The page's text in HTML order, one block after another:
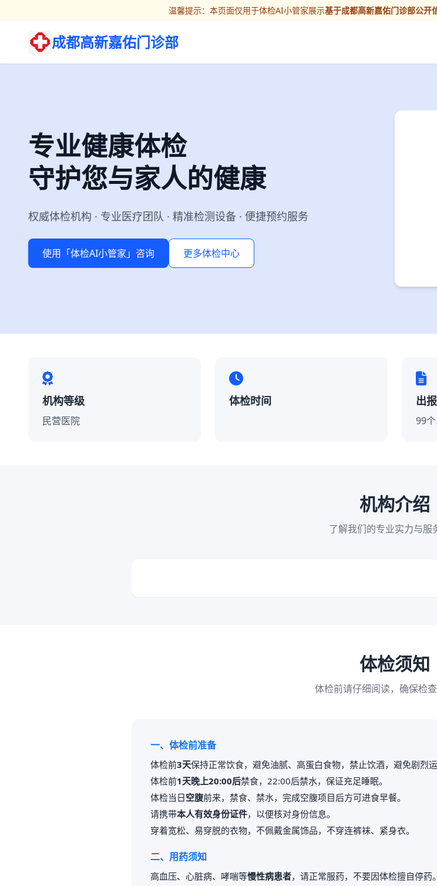
温馨提示：本页面仅用于体检AI小管家展示基于成都高新嘉佑门诊部公开
成都高新嘉佑门诊部
专业健康体检
守护您与家人的健康
权威体检机构 · 专业医疗团队 · 精准检测设备 · 便捷预约服务
使用「体检AI小管家」咨询 更多体检中心
机构等级
民营医院
体检时间 出
99
机构介绍
了解我们的专业实力与服
体检须知
体检前请仔细阅读，确保检
一、体检前准备
体检前3天保持正常饮食，避免油腻、高蛋白食物，禁止饮酒，避免剧烈运
体检前1天晚上20:00后禁食，22:00后禁水，保证充足睡眠。
体检当日空腹前来，禁食、禁水，完成空腹项目后方可进食早餐。
请携带本人有效身份证件，以便核对身份信息。
穿着宽松、易穿脱的衣物，不佩戴金属饰品，不穿连裤袜、紧身衣。
二、用药须知
高血压、心脏病、哮喘等慢性病患者，请正常服药，不要因体检擅自停药。